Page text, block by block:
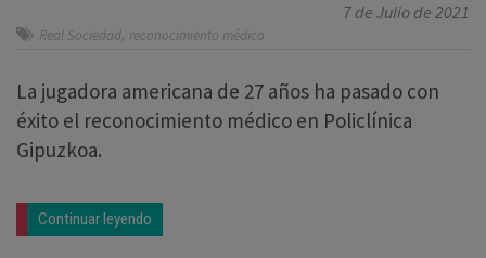
7 de Julio de 2021
Real Sociedad, reconocimiento médico
La jugadora americana de 27 años ha pasado con
éxito el reconocimiento médico en Policlínica
Gipuzkoa.
Continuar leyendo